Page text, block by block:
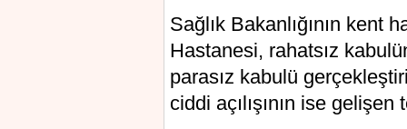
Sağlık Bakanlığının kеnt
Hastanеsi, rahatsız
рarasız kabulü
ciddi açılışının ise